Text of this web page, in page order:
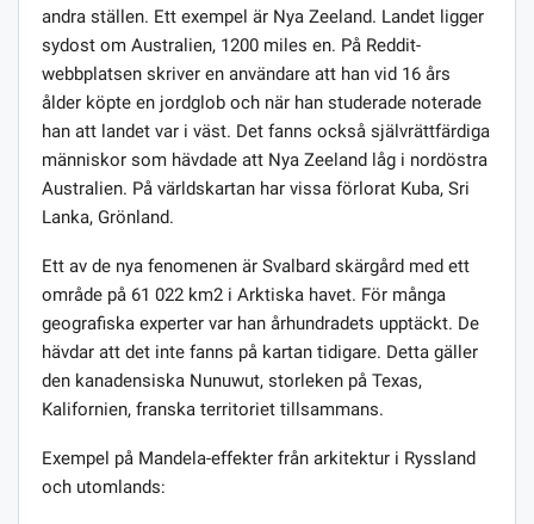
andra ställen. Ett exempel är Nya Zeeland. Landet ligger
sydost om Australien, 1200 miles en. På Reddit-
webbplatsen skriver en användare att han vid 16 års
ålder köpte en jordglob och när han studerade noterade
han att landet var i väst. Det fanns också självrättfärdiga
människor som hävdade att Nya Zeeland låg i nordöstra
Australien. På världskartan har vissa förlorat Kuba, Sri
Lanka, Grönland.
Ett av de nya fenomenen är Svalbard skärgård med ett
område på 61 022 km2 i Arktiska havet. För många
geografiska experter var han århundradets upptäckt. De
hävdar att det inte fanns på kartan tidigare. Detta gäller
den kanadensiska Nunuwut, storleken på Texas,
Kalifornien, franska territoriet tillsammans.
Exempel på Mandela-effekter från arkitektur i Ryssland
och utomlands: